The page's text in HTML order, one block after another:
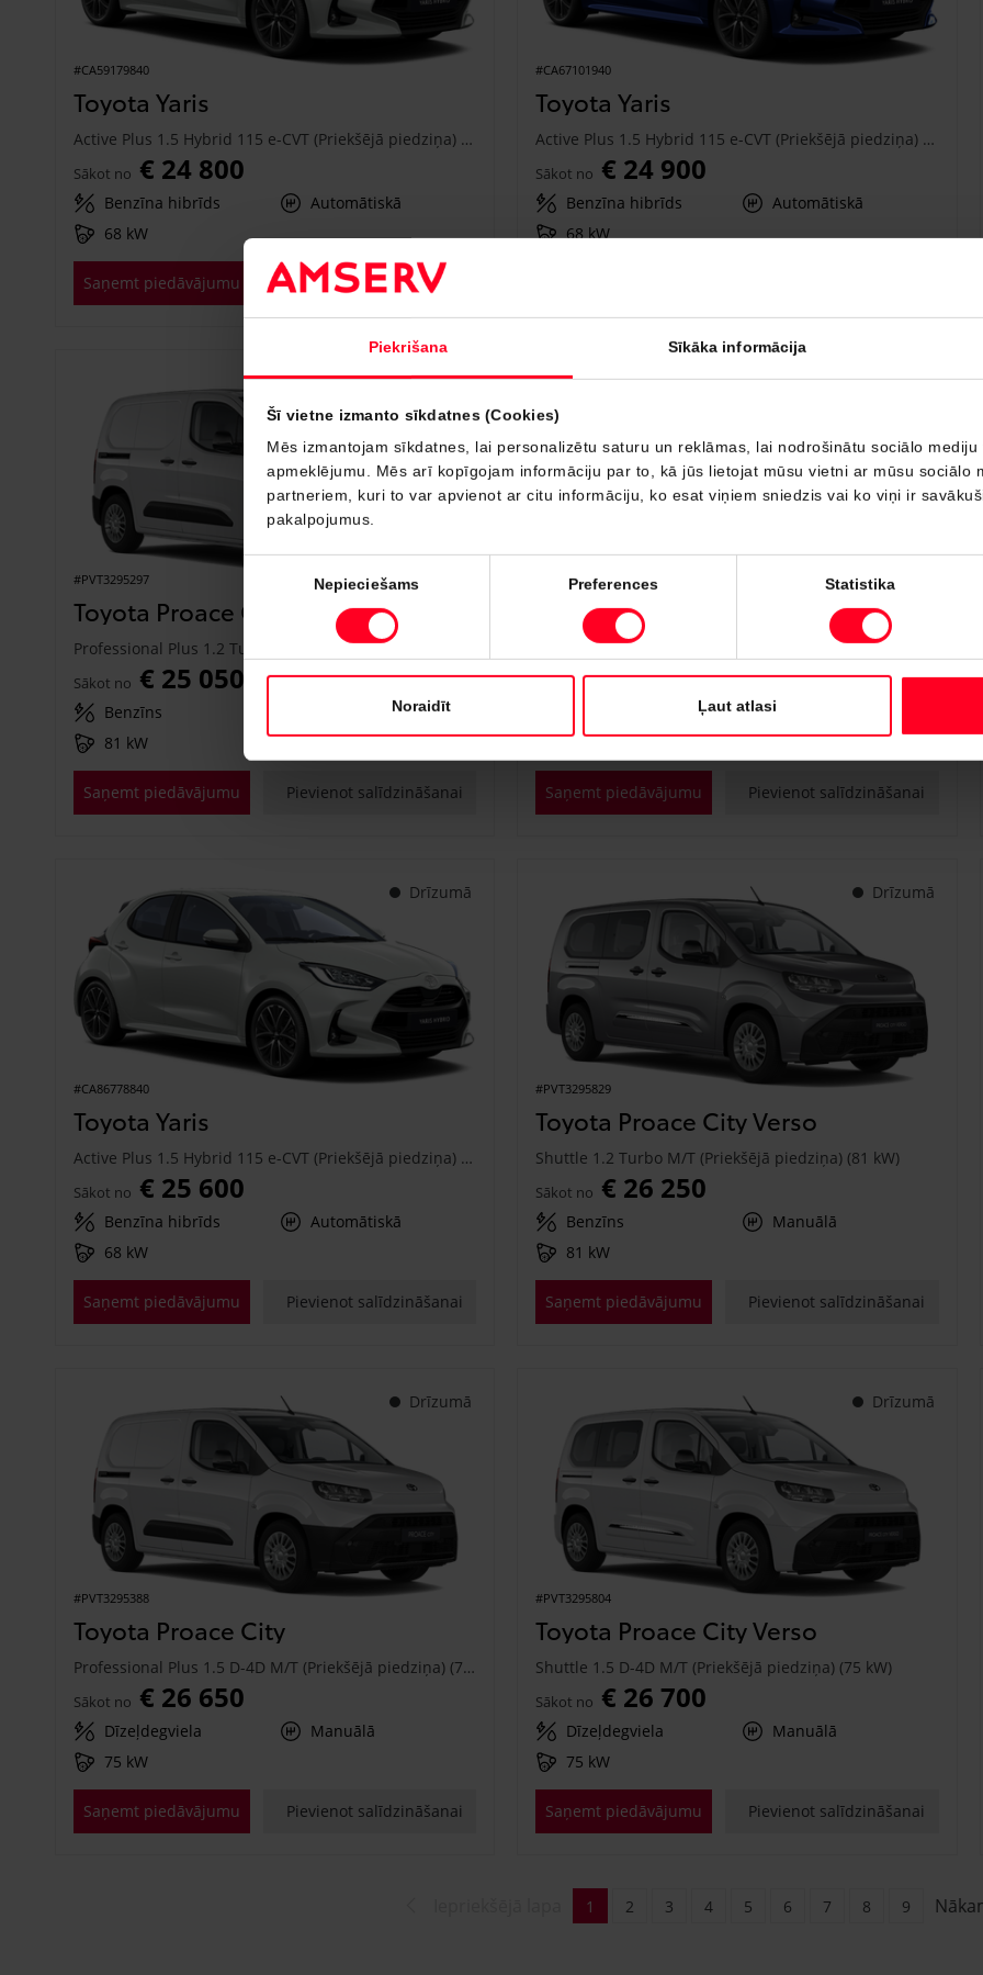
Piekrišana Sīkāka informācija
Šī vietne izmanto sīkdatnes (Cookies)
Mēs izmantojam sīkdatnes, lai personalizētu saturu un reklāmas, lai nodrošinātu sociālo mediju
apmeklējumu. Mēs arī kopīgojam informāciju par to, kā jūs lietojat mūsu vietni ar mūsu sociālo
partneriem, kuri to var apvienot ar citu informāciju, ko esat viņiem sniedzis vai ko viņi ir
pakalpojumus.
Piekrišanas
Nepieciešams Preferences Statistika
Noraidīt Ļaut atlasi
#CA59179840
Toyota Yaris
Active Plus 1.5 Hybrid 115 e-CVT (Priekšējā piedziņa) (68 kW)
Sākot no € 24 800
Benzīna hibrīds
Automātiskā
68 kW
Saņemt piedāvājumu Pievienot salīdzināšanai
#CA67101940
Toyota Yaris
Active Plus 1.5 Hybrid 115 e-CVT (Priekšējā piedziņa) (68 kW)
Sākot no € 24 900
Benzīna hibrīds
Automātiskā
68 kW
Drīzumā
#PVT3295297
Toyota Proace City
Sākot no € 25 050
Benzīns
81 kW
Saņemt piedāvājumu Pievienot salīdzināšanai
Drīzumā
#PVT3238446
Toyota Proace City
Professional 1.5 D-4D M/T (Priekšējā piedziņa) (75 kW)
Sākot no € 22 700 € 25 150
Manuālā
75 kW
Saņemt piedāvājumu Pievienot salīdzināšanai
Drīzumā
#CA86778840
Toyota Yaris
Active Plus 1.5 Hybrid 115 e-CVT (Priekšējā piedziņa) (68 kW)
Sākot no € 25 600
Benzīna hibrīds
Automātiskā
68 kW
Saņemt piedāvājumu Pievienot salīdzināšanai
Drīzumā
#PVT3295829
Toyota Proace City Verso
Shuttle 1.2 Turbo M/T (Priekšējā piedziņa) (81 kW)
Sākot no € 26 250
Benzīns
Manuālā
81 kW
Saņemt piedāvājumu Pievienot salīdzināšanai
Drīzumā
#PVT3295388
Toyota Proace City
Professional Plus 1.5 D-4D M/T (Priekšējā piedziņa) (75 kW)
Sākot no € 26 650
Dīzeļdegviela
Manuālā
75 kW
Saņemt piedāvājumu Pievienot salīdzināšanai
Drīzumā
#PVT3295804
Toyota Proace City Verso
Shuttle 1.5 D-4D M/T (Priekšējā piedziņa) (75 kW)
Sākot no € 26 700
Dīzeļdegviela
Manuālā
75 kW
Saņemt piedāvājumu Pievienot salīdzināšanai
1 2 3 4 5 6 7 8 9